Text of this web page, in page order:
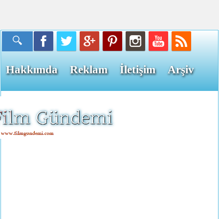
Hakkımda Reklam İletişim Arşiv